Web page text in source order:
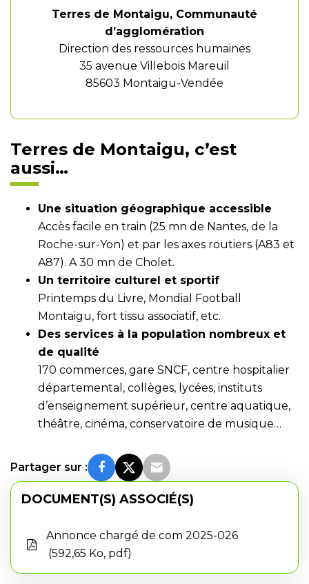
Terres de Montaigu, Communauté
d’agglomération
Direction des ressources humaines
35 avenue Villebois Mareuil
85603 Montaigu-Vendée
Terres de Montaigu, c’est
aussi…
Une situation géographique accessible
Accès facile en train (25 mn de Nantes, de la
Roche-sur-Yon) et par les axes routiers (A83 et
A87). A 30 mn de Cholet.
Un territoire culturel et sportif
Printemps du Livre, Mondial Football
Montaigu, fort tissu associatif, etc.
Des services à la population nombreux et
de qualité
170 commerces, gare SNCF, centre hospitalier
départemental, collèges, lycées, instituts
d’enseignement supérieur, centre aquatique,
théâtre, cinéma, conservatoire de musique…
Partager sur :
DOCUMENT(S) ASSOCIÉ(S)
Annonce chargé de com 2025-026
592,65 Ko, pdf